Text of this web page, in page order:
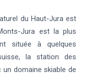
du Haut-Jura est
Jura est la plus
située à quelques
la station des
domaine skiable de